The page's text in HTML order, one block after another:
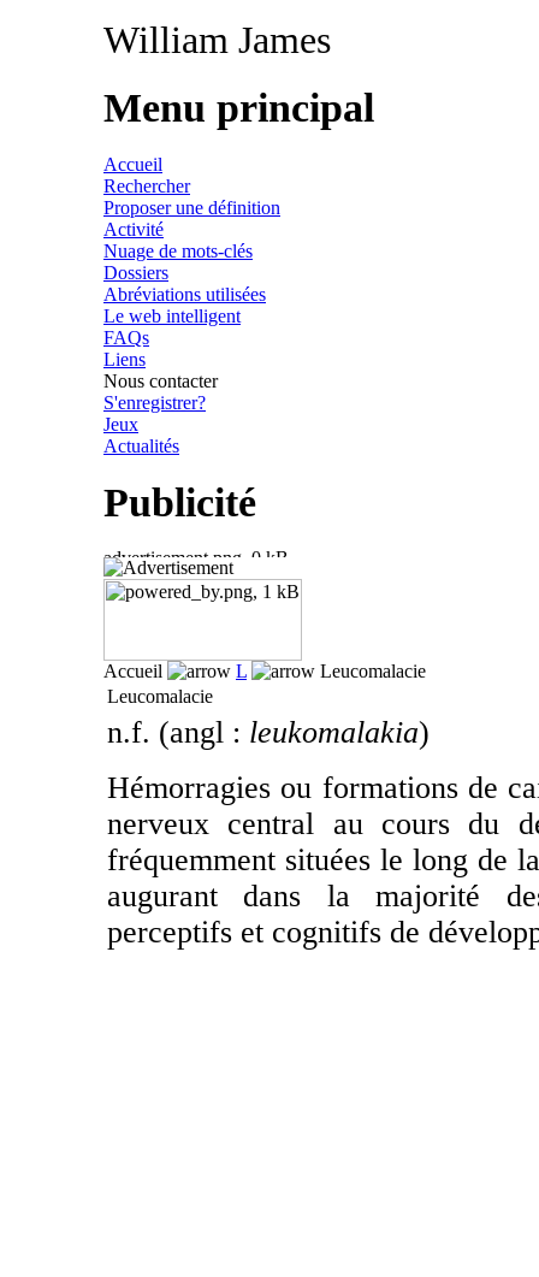
William James
Menu principal
Accueil
Rechercher
Proposer une définition
Activité
Nuage de mots-clés
Dossiers
Abréviations utilisées
Le web intelligent
FAQs
Liens
Nous contacter
S'enregistrer?
Jeux
Actualités
Publicité
Accueil L
Leucomalacie
Leucomalacie
n.f. (angl : leukomalakia)
Hémorragies ou formations de
nerveux central au cours du
fréquemment situées le long de
augurant dans la majorité
perceptifs et cognitifs de